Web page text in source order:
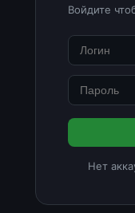
Войдите
Нет